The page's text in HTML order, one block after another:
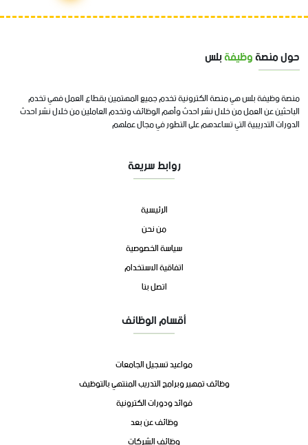
حول منصةوظيفةبلس
منصة وظيفة بلس هي منصة الكترونية تخدم جميع المهتمين بقطاع العمل فهي تخدم
الباحثين عن العمل من خلال نشر احدث وأهم الوظائف وتخدم العاملين من خلال نشر احدث
الدورات التدريبية التي تساعدهم على التطور في مجال عملهم
روابط سريعة
الرئيسية
من نحن
سياسة الخصوصية
اتفاقية الاستخدام
اتصل بنا
أقسام الوظائف
مواعيد تسجيل الجامعات
وظائف تمهير وبرامج التدريب المنتهي بالتوظيف
فوائد ودورات الكترونية
وظائف عن بعد